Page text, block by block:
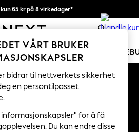
65 kr på 8 virkedager*
alle tollavgifter 0
BABY KVINNER MENN
sosiale nettverk
VÅRT BRUKER
bidrar til nettverkets sikkerhet
en persontilpasset
informasjonskapsler" for å få
Du kan endre disse